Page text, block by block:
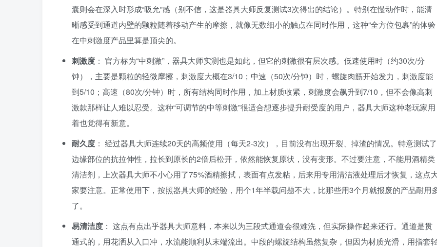
囊则会在深入时形成“吸允”感（别不信，这是器具大师反复测试3次得出的结论）。特别在慢动作时，能清
晰感受到通道内壁的颗粒随着移动产生的摩擦，就像无数细小的触点在同时作用，这种“全方位包裹”的体验
在中刺激度产品里算是顶尖的。
刺激度 ： 官方标为“中刺激”，器具大师实测也是如此，但它的刺激很有层次感。低速使用时（约30次/分
钟），主要是颗粒的轻微摩擦，刺激度大概在3/10；中速（50次/分钟）时，螺旋肉筋开始发力，刺激度能
到5/10；高速（80次/分钟）时，所有结构同时作用，加上材质收紧，刺激度会飙升到7/10，但不会像高刺
激款那样让人难以忍受。这种“可调节的中等刺激”很适合想逐步提升耐受度的用户，器具大师这种老玩家用
着也觉得有新意。
耐久度 ： 经过器具大师连续20天的高频使用（每天2-3次），目前没有出现开裂、掉渣的情况。特意测试了
边缘部位的抗拉伸性，拉长到原长的2倍后松开，依然能恢复原状，没有变形。不过要注意，不能用酒精类
清洁剂，上次器具大师不小心用了75%酒精擦拭，表面有点发粘，后来用专用清洁液处理后才恢复，这点
家要注意。正常使用下，按照器具大师的经验，用个1年半载问题不大，比那些用3个月就报废的产品耐用
了。
易清洁度 ： 这点有点出乎器具大师意料，本来以为三段式通道会很难洗，但实际操作起来还行。通道是贯
通式的，用花洒从入口冲，水流能顺利从末端流出。中段的螺旋结构虽然复杂，但因为材质光滑，用指套